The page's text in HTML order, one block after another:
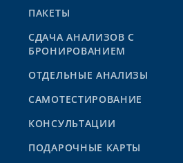
ПАКЕТЫ
СДАЧА АНАЛИЗОВ С
БРОНИРОВАНИЕМ
ОТДЕЛЬНЫЕ АНАЛИЗЫ
САМОТЕСТИРОВАНИЕ
КОНСУЛЬТАЦИИ
ПОДАРОЧНЫЕ КАРТЫ